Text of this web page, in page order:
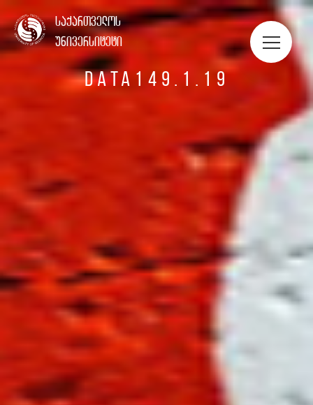
ᲡᲢᲣᲓᲔᲜᲢᲔᲑᲘᲡ ᲞᲝᲠᲢᲤᲝᲚᲘᲝ
საქართველოს
უნივერსიტეტი
DATA149.1.19